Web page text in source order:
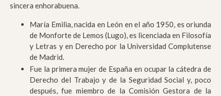
sincera enhorabuena.
María Emilia, nacida en León en el año 1950, es oriunda
de Monforte de Lemos (Lugo), es licenciada en Filosofía
y Letras y en Derecho por la Universidad Complutense
de Madrid.
Fue la primera mujer de España en ocupar la cátedra de
Derecho del Trabajo y de la Seguridad Social y, poco
después, fue miembro de la Comisión Gestora de la